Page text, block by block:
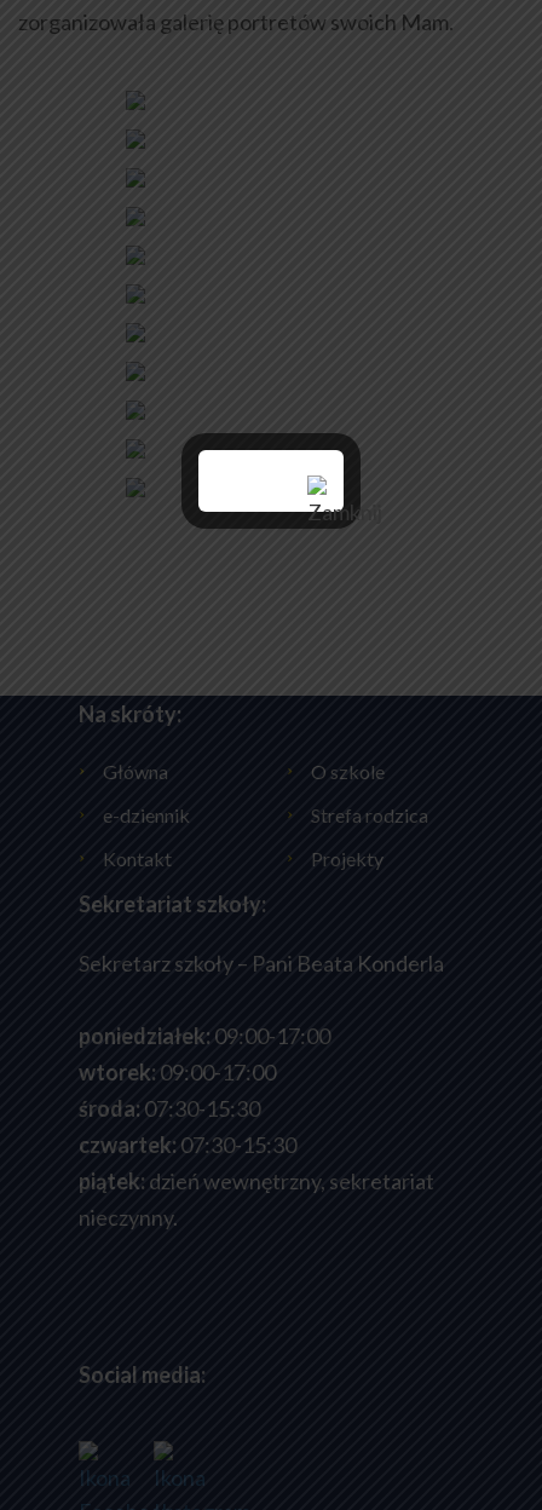
zorganizowała galerię portretów swoich Mam.
Na skróty:
Główna
O szkole
e-dziennik
Strefa rodzica
Kontakt
Projekty
Sekretariat szkoły:
Sekretarz szkoły – Pani Beata Konderla
poniedziałek: 09:00-17:00
wtorek: 09:00-17:00
środa: 07:30-15:30
czwartek: 07:30-15:30
piątek: dzień wewnętrzny, sekretariat
nieczynny.
Social media: